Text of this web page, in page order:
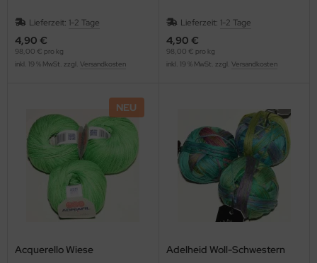
Lieferzeit: 1-2 Tage
4,90 €
98,00 € pro kg
inkl. 19 % MwSt. zzgl. Versandkosten
Lieferzeit: 1-2 Tage
4,90 €
98,00 € pro kg
inkl. 19 % MwSt. zzgl. Versandkosten
NEU
Acquerello Wiese Adelheid Woll-Schwestern